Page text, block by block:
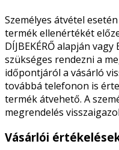
Személyes átvétel
termék ellenértékét
DÍJBEKÉRŐ alapján
szükséges rendezni a
időpontjáról a vásárló
továbbá telefonon is
termék átvehető. A
megrendelés
Vásárlói